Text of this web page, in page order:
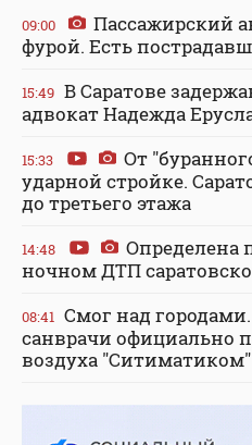
09:00
Пассажирский
фурой. Есть
15:49 В Саратове
адвокат Надежда
15:33
От
ударной стройке.
до третьего этажа
14:48
Определена
ночном ДТП
08:41 Смог над
санврачи официально
воздуха "Ситиматиком"